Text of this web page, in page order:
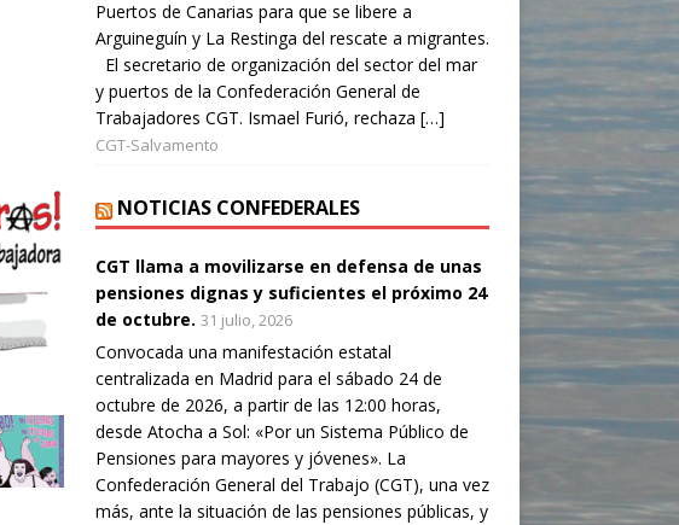
Puertos de Canarias para que se libere a
Arguineguín y La Restinga del rescate a migrantes.
El secretario de organización del sector del mar
y puertos de la Confederación General de
Trabajadores CGT. Ismael Furió, rechaza […]
CGT-Salvamento
NOTICIAS CONFEDERALES
CGT llama a movilizarse en defensa de unas
pensiones dignas y suficientes el próximo 24
de octubre. 31 julio, 2026
Convocada una manifestación estatal
centralizada en Madrid para el sábado 24 de
octubre de 2026, a partir de las 12:00 horas,
desde Atocha a Sol: «Por un Sistema Público de
Pensiones para mayores y jóvenes». La
Confederación General del Trabajo (CGT), una vez
más, ante la situación de las pensiones públicas, y